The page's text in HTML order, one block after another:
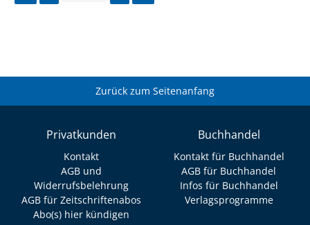
Zurück zum Seitenanfang
Privatkunden
Kontakt
AGB und
Widerrufsbelehrung
AGB für Zeitschriftenabos
Abo(s) hier kündigen
Buchhandel
Kontakt für Buchhandel
AGB für Buchhandel
Infos für Buchhandel
Verlagsprogramme